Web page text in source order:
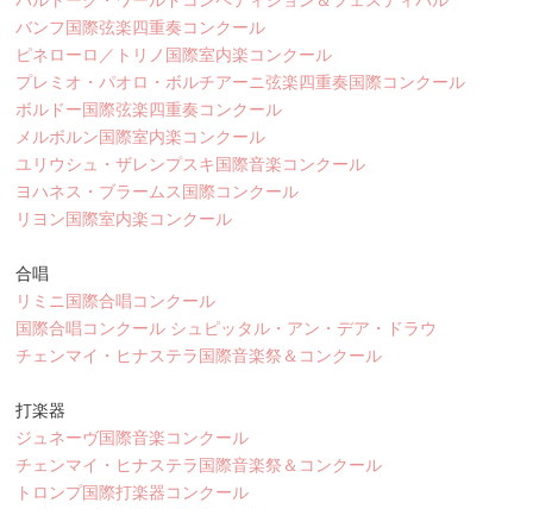
バンフ国際弦楽四重奏コンクール
ピネローロ／トリノ国際室内楽コンクール
プレミオ・パオロ・ボルチアーニ弦楽四重奏国際コンクール
ボルドー国際弦楽四重奏コンクール
メルボルン国際室内楽コンクール
ユリウシュ・ザレンプスキ国際音楽コンクール
ヨハネス・ブラームス国際コンクール
リヨン国際室内楽コンクール
合唱
リミニ国際合唱コンクール
国際合唱コンクール シュピッタル・アン・デア・ドラウ
チェンマイ・ヒナステラ国際音楽祭＆コンクール
打楽器
ジュネーヴ国際音楽コンクール
チェンマイ・ヒナステラ国際音楽祭＆コンクール
トロンプ国際打楽器コンクール